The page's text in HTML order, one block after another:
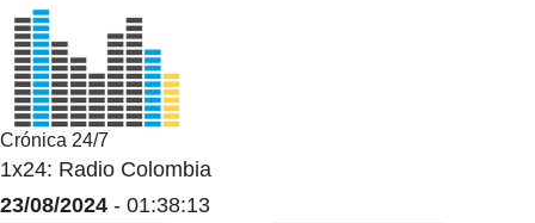
Crónica 24/7
1x24: Radio Colombia
23/08/2024 - 01:38:13